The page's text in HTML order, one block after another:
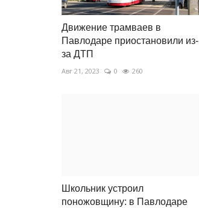
Движение трамваев в
Павлодаре приостановили из-
за ДТП
Авг 21, 2023 0 260
Школьник устроил
поножовщину: в Павлодаре